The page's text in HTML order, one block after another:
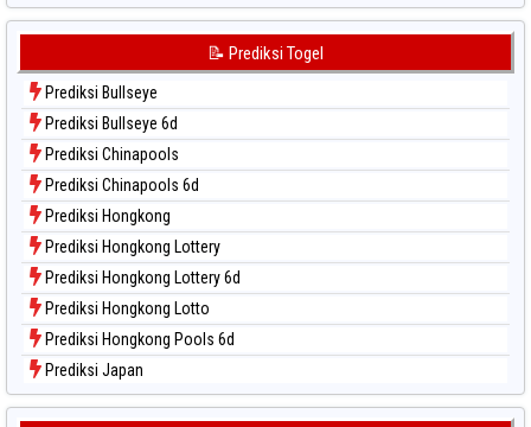
Data Togel Sydney Lottery
Data Togel Sydney Lottery 6d
Data Togel Sydney Lotto
Data Togel Sydney Pools 6d
Data Togel Taipei
Data Togel Taiwan
📝 Prediksi Togel
Prediksi Bullseye
Prediksi Bullseye 6d
Prediksi Chinapools
Prediksi Chinapools 6d
Prediksi Hongkong
Prediksi Hongkong Lottery
Prediksi Hongkong Lottery 6d
Prediksi Hongkong Lotto
Prediksi Hongkong Pools 6d
Prediksi Japan
Prediksi Japan 6d